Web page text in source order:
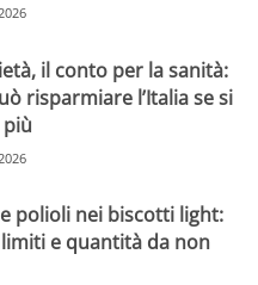
il conto per la sanità:
risparmiare l’Italia se si
polioli nei biscotti light:
e quantità da non